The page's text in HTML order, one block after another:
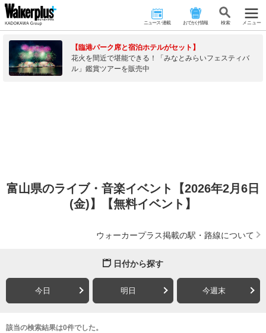
ニュース･連載 おでかけ情報 検 索 メニュー
【臨港パーク席と宿泊ホテルがセット】
花火を間近で堪能できる！「みなとみらいフェスティバ
ル」鑑賞ツアーを販売中
富山県のライブ・音楽イベント【2026年2月6日
(金)】【無料イベント】
ウォーカープラス掲載の駅・路線について
日付から探す
今日 明日 今週末
該当の検索結果は0件でした。